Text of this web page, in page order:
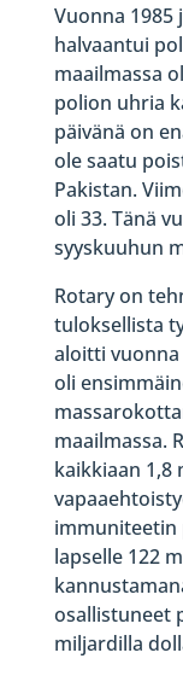
Vuonna 1985
halvaantui
maailmassa
polion uhria
päivänä on
ole saatu
Pakistan.
oli 33. Tänä
syyskuuhun
Rotary on
tuloksellista
aloitti vuonna
oli
maailmassa.
kaikkiaan
immuniteetin
lapselle 122
osallistuneet
miljardilla